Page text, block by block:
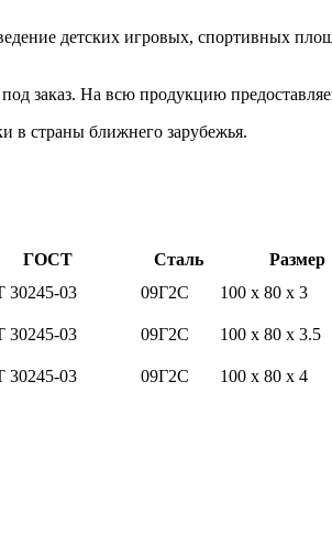
детских игровых, спортивных
заказ. На всю продукцию
в страны ближнего зарубежья.
ГОСТ Сталь Размер
03 09Г2С 100 x 80 x 3
03 09Г2С 100 x 80 x 3.5
03 09Г2С 100 x 80 x 4